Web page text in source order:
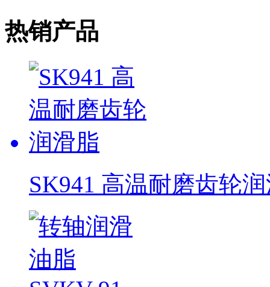
热销产品
SK941 高温耐磨齿轮